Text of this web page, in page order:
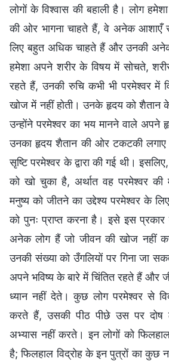
लोगों के विश्वास की बहाली है। लोग
की ओर भागना चाहते हैं, वे अनेक आशाएँ
लिए बहुत अधिक चाहते हैं और उनकी
हमेशा अपने शरीर के विषय में सोचते,
रहते हैं, उनकी रुचि कभी भी परमेश्वर में
खोज में नहीं होती। उनके हृदय को शैतान के
उन्होंने परमेश्वर का भय मानने वाले अपने
उनका हृदय शैतान की ओर टकटकी लगाए
सृष्टि परमेश्वर के द्वारा की गई थी।
को खो चुका है, अर्थात वह परमेश्वर की
मनुष्य को जीतने का उद्देश्य परमेश्वर के
को पुनः प्राप्त करना है। इसे इस
अनेक लोग हैं जो जीवन की खोज नहीं
उनकी संख्या को उँगलियों पर गिना जा
अपने भविष्य के बारे में चिंतित रहते हैं और
ध्यान नहीं देते। कुछ लोग परमेश्वर से
करते हैं, उसकी पीठ पीछे उस पर
अभ्यास नहीं करते। इन लोगों को
है; फिलहाल विद्रोह के इन पुत्रों का कुछ